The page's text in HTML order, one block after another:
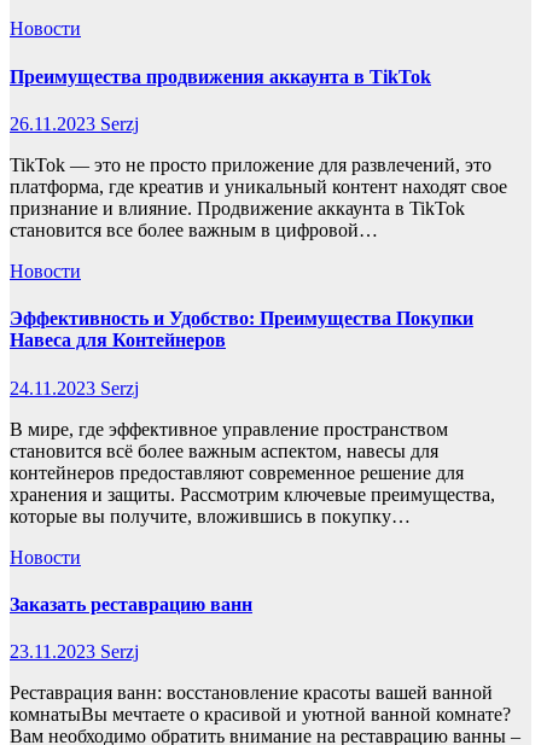
Новости
Преимущества продвижения аккаунта в TikTok
26.11.2023 Serzj
TikTok — это не просто приложение для развлечений, это
платформа, где креатив и уникальный контент находят свое
признание и влияние. Продвижение аккаунта в TikTok
становится все более важным в цифровой…
Новости
Эффективность и Удобство: Преимущества Покупки
Навеса для Контейнеров
24.11.2023 Serzj
В мире, где эффективное управление пространством
становится всё более важным аспектом, навесы для
контейнеров предоставляют современное решение для
хранения и защиты. Рассмотрим ключевые преимущества,
которые вы получите, вложившись в покупку…
Новости
Заказать реставрацию ванн
23.11.2023 Serzj
Реставрация ванн: восстановление красоты вашей ванной
комнатыВы мечтаете о красивой и уютной ванной комнате?
Вам необходимо обратить внимание на реставрацию ванны –